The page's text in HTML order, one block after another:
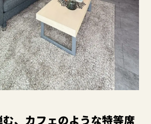
、カフェのような特等席